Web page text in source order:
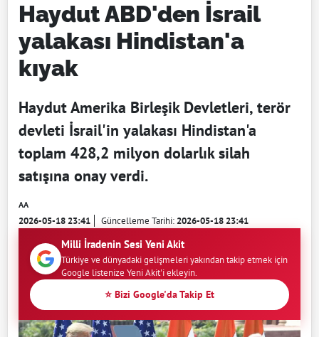
Haydut ABD'den İsrail
yalakası Hindistan'a
kıyak
Haydut Amerika Birleşik Devletleri, terör
devleti İsrail'in yalakası Hindistan'a
toplam 428,2 milyon dolarlık silah
satışına onay verdi.
AA
2026-05-18 23:41 Güncelleme Tarihi:2026-05-18 23:41
Milli İradenin Sesi Yeni Akit
Türkiye ve dünyadaki gelişmeleri yakından takip etmek için
Google listenize Yeni Akit'i ekleyin.
⭐ Bizi Google'da Takip Et